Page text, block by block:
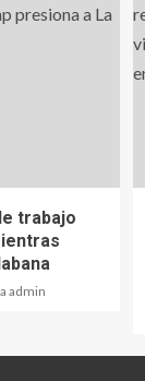
trabajo
admin